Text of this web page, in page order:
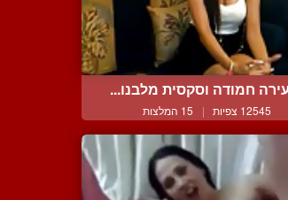
חמודה וסקסית מלבנו...
12545 צפיות | 15 המלצות